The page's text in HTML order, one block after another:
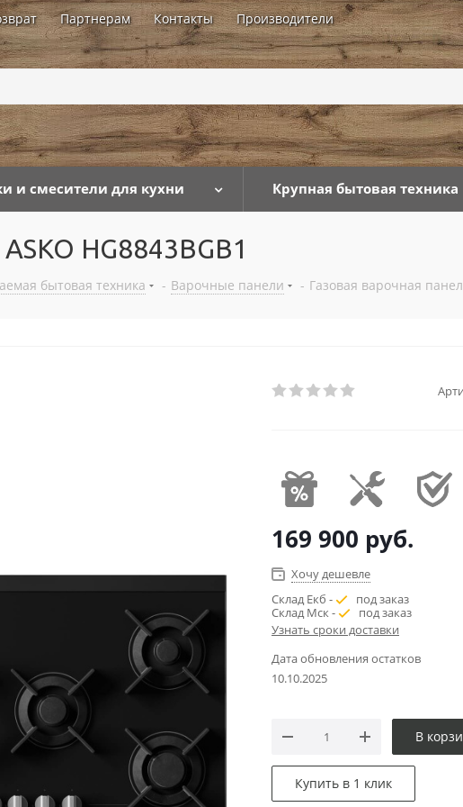
Партнерам Контакты Производители ...
и смесители для кухни Крупная бытовая техника
HG8843BGB1
бытовая техника - Варочные панели - Газовая варочная
169 900 руб.
Хочу дешевле
Склад Екб -
под заказ
Склад Мск -
под заказ
Узнать сроки доставки
Дата обновления остатков
10.10.2025
В
Купить в 1 клик